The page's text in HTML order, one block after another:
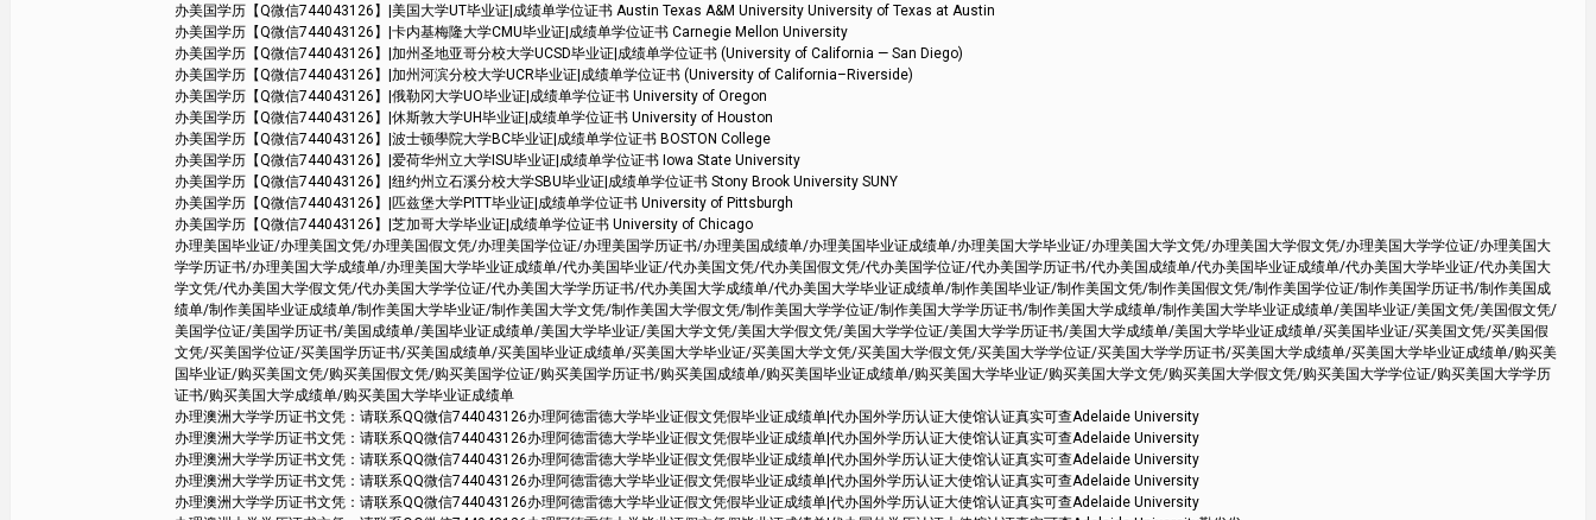
办美国学历【Q微信744043126】|美国大学UT毕业证|成绩单学位证书 Austin Texas A&M University University of Texas at Austin
办美国学历【Q微信744043126】|卡内基梅隆大学CMU毕业证|成绩单学位证书 Carnegie Mellon University
办美国学历【Q微信744043126】|加州圣地亚哥分校大学UCSD毕业证|成绩单学位证书 (University of California — San Diego)
办美国学历【Q微信744043126】|加州河滨分校大学UCR毕业证|成绩单学位证书 (University of California–Riverside)
办美国学历【Q微信744043126】|俄勒冈大学UO毕业证|成绩单学位证书 University of Oregon
办美国学历【Q微信744043126】|休斯敦大学UH毕业证|成绩单学位证书 University of Houston
办美国学历【Q微信744043126】|波士顿學院大学BC毕业证|成绩单学位证书 BOSTON College
办美国学历【Q微信744043126】|爱荷华州立大学ISU毕业证|成绩单学位证书 Iowa State University
办美国学历【Q微信744043126】|纽约州立石溪分校大学SBU毕业证|成绩单学位证书 Stony Brook University SUNY
办美国学历【Q微信744043126】|匹兹堡大学PITT毕业证|成绩单学位证书 University of Pittsburgh
办美国学历【Q微信744043126】|芝加哥大学毕业证|成绩单学位证书 University of Chicago
办理美国毕业证/办理美国文凭/办理美国假文凭/办理美国学位证/办理美国学历证书/办理美国成绩单/办理美国毕业证成绩单/办理美国大学毕业证/办理美国大学文凭/办理美国大学假文凭/办理美国大学学位证/办理美国大
学学历证书/办理美国大学成绩单/办理美国大学毕业证成绩单/代办美国毕业证/代办美国文凭/代办美国假文凭/代办美国学位证/代办美国学历证书/代办美国成绩单/代办美国毕业证成绩单/代办美国大学毕业证/代办美国大
学文凭/代办美国大学假文凭/代办美国大学学位证/代办美国大学学历证书/代办美国大学成绩单/代办美国大学毕业证成绩单/制作美国毕业证/制作美国文凭/制作美国假文凭/制作美国学位证/制作美国学历证书/制作美国成
绩单/制作美国毕业证成绩单/制作美国大学毕业证/制作美国大学文凭/制作美国大学假文凭/制作美国大学学位证/制作美国大学学历证书/制作美国大学成绩单/制作美国大学毕业证成绩单/美国毕业证/美国文凭/美国假文凭/
美国学位证/美国学历证书/美国成绩单/美国毕业证成绩单/美国大学毕业证/美国大学文凭/美国大学假文凭/美国大学学位证/美国大学学历证书/美国大学成绩单/美国大学毕业证成绩单/买美国毕业证/买美国文凭/买美国假
文凭/买美国学位证/买美国学历证书/买美国成绩单/买美国毕业证成绩单/买美国大学毕业证/买美国大学文凭/买美国大学假文凭/买美国大学学位证/买美国大学学历证书/买美国大学成绩单/买美国大学毕业证成绩单/购买美
国毕业证/购买美国文凭/购买美国假文凭/购买美国学位证/购买美国学历证书/购买美国成绩单/购买美国毕业证成绩单/购买美国大学毕业证/购买美国大学文凭/购买美国大学假文凭/购买美国大学学位证/购买美国大学学历
证书/购买美国大学成绩单/购买美国大学毕业证成绩单
办理澳洲大学学历证书文凭：请联系QQ微信744043126办理阿德雷德大学毕业证假文凭假毕业证成绩单|代办国外学历认证大使馆认证真实可查Adelaide University
办理澳洲大学学历证书文凭：请联系QQ微信744043126办理阿德雷德大学毕业证假文凭假毕业证成绩单|代办国外学历认证大使馆认证真实可查Adelaide University
办理澳洲大学学历证书文凭：请联系QQ微信744043126办理阿德雷德大学毕业证假文凭假毕业证成绩单|代办国外学历认证大使馆认证真实可查Adelaide University
办理澳洲大学学历证书文凭：请联系QQ微信744043126办理阿德雷德大学毕业证假文凭假毕业证成绩单|代办国外学历认证大使馆认证真实可查Adelaide University
办理澳洲大学学历证书文凭：请联系QQ微信744043126办理阿德雷德大学毕业证假文凭假毕业证成绩单|代办国外学历认证大使馆认证真实可查Adelaide University